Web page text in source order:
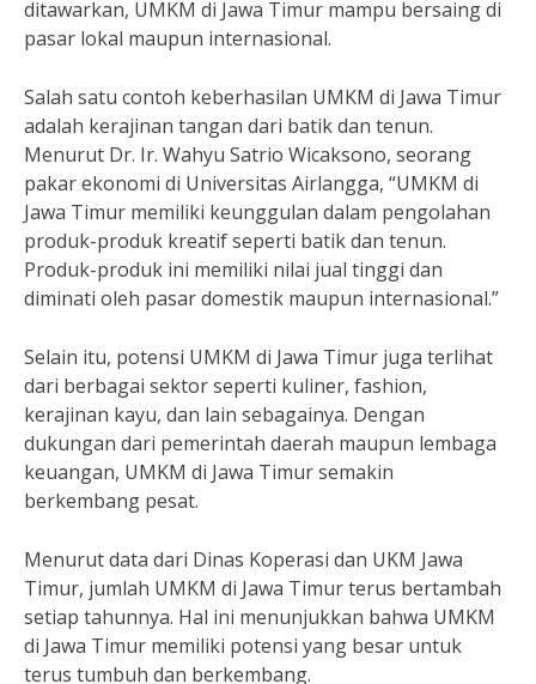
ditawarkan, UMKM di Jawa Timur mampu bersaing di
pasar lokal maupun internasional.
Salah satu contoh keberhasilan UMKM di Jawa Timur
adalah kerajinan tangan dari batik dan tenun.
Menurut Dr. Ir. Wahyu Satrio Wicaksono, seorang
pakar ekonomi di Universitas Airlangga, “UMKM di
Jawa Timur memiliki keunggulan dalam pengolahan
produk-produk kreatif seperti batik dan tenun.
Produk-produk ini memiliki nilai jual tinggi dan
diminati oleh pasar domestik maupun internasional.”
Selain itu, potensi UMKM di Jawa Timur juga terlihat
dari berbagai sektor seperti kuliner, fashion,
kerajinan kayu, dan lain sebagainya. Dengan
dukungan dari pemerintah daerah maupun lembaga
keuangan, UMKM di Jawa Timur semakin
berkembang pesat.
Menurut data dari Dinas Koperasi dan UKM Jawa
Timur, jumlah UMKM di Jawa Timur terus bertambah
setiap tahunnya. Hal ini menunjukkan bahwa UMKM
di Jawa Timur memiliki potensi yang besar untuk
terus tumbuh dan berkembang.